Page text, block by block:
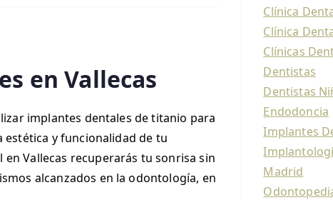
en Vallecas
implantes dentales de titanio para
y funcionalidad de tu
Vallecas recuperarás tu sonrisa sin
alcanzados en la odontología, en
Clínica
Clínica
Clínicas
Dentistas
Dentistas
Endodoncia
Implantes
Madrid